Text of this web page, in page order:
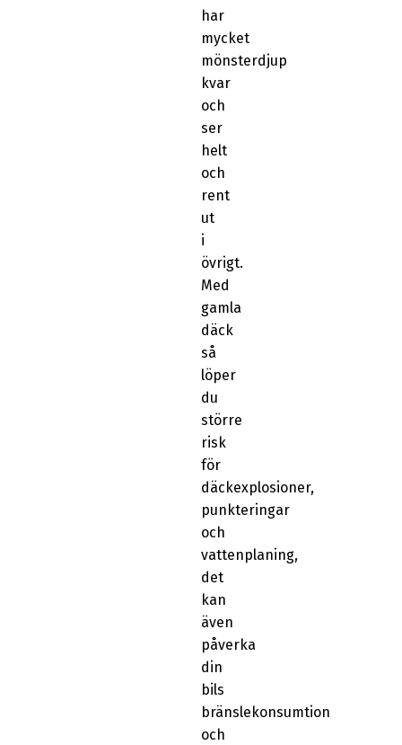
har
mycket
mönsterdjup
kvar
och
ser
helt
och
rent
ut
i
övrigt.
Med
gamla
däck
så
löper
du
större
risk
för
däckexplosioner,
punkteringar
och
vattenplaning,
det
kan
även
påverka
din
bils
bränslekonsumtion
och